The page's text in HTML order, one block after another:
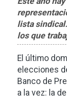
lista
los que
El último
elecciones
Banco de
a la vez: la